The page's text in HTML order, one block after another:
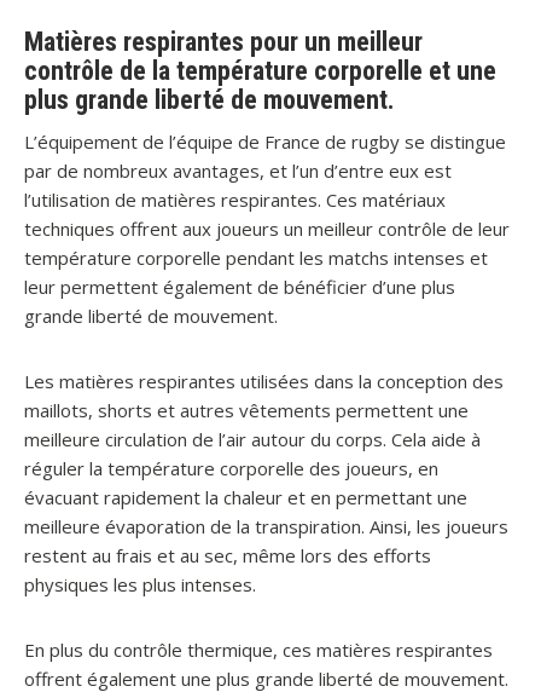
Matières respirantes pour un meilleur
contrôle de la température corporelle et une
plus grande liberté de mouvement.
L’équipement de l’équipe de France de rugby se distingue
par de nombreux avantages, et l’un d’entre eux est
l’utilisation de matières respirantes. Ces matériaux
techniques offrent aux joueurs un meilleur contrôle de leur
température corporelle pendant les matchs intenses et
leur permettent également de bénéficier d’une plus
grande liberté de mouvement.
Les matières respirantes utilisées dans la conception des
maillots, shorts et autres vêtements permettent une
meilleure circulation de l’air autour du corps. Cela aide à
réguler la température corporelle des joueurs, en
évacuant rapidement la chaleur et en permettant une
meilleure évaporation de la transpiration. Ainsi, les joueurs
restent au frais et au sec, même lors des efforts
physiques les plus intenses.
En plus du contrôle thermique, ces matières respirantes
offrent également une plus grande liberté de mouvement.